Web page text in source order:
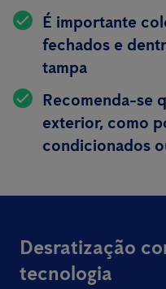
É importante
fechados e
tampa
Recomenda-se
exterior, como
condicionados
Desratização
tecnologia